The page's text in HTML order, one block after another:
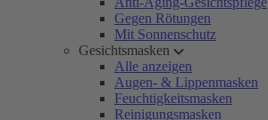
Gegen Rötungen
Mit Sonnenschutz
Gesichtsmasken
Alle anzeigen
Augen- & Lippenmasken
Feuchtigkeitsmasken
Reinigungsmasken